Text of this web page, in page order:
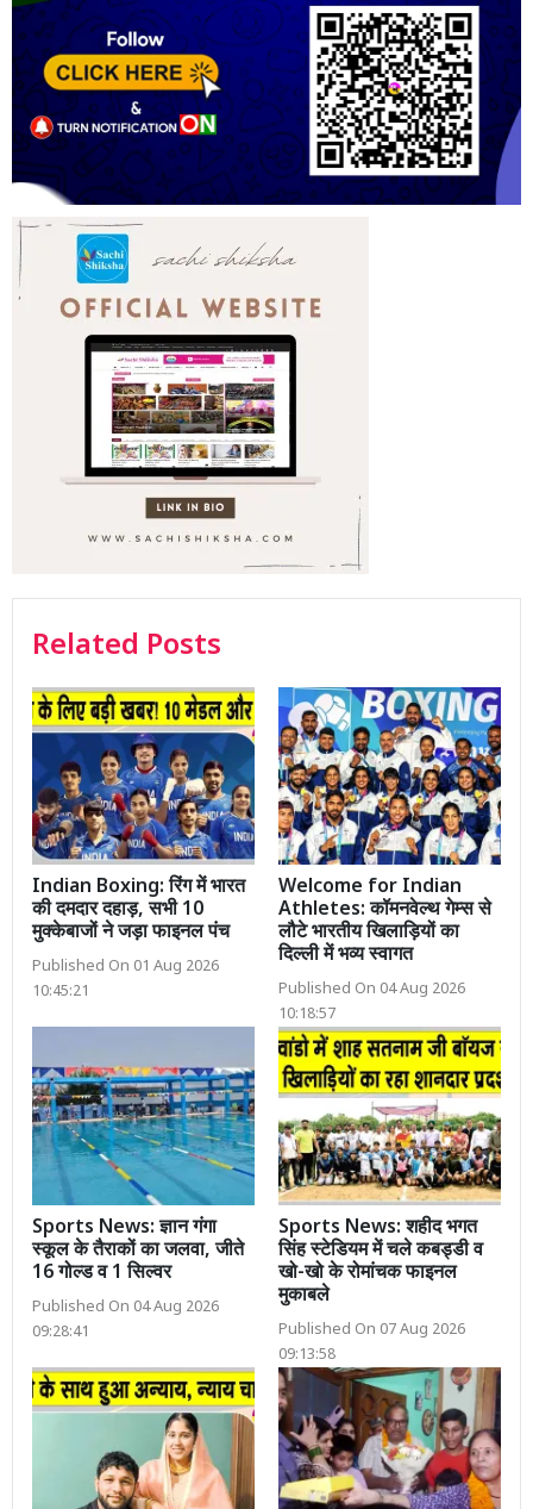
Related Posts
Indian Boxing: रिंग में भारत
की दमदार दहाड़, सभी 10
मुक्केबाजों ने जड़ा फाइनल पंच
Published On 01 Aug 2026
10:45:21
Welcome for Indian
Athletes: कॉमनवेल्थ गेम्स से
लौटे भारतीय खिलाड़ियों का
दिल्ली में भव्य स्वागत
Published On 04 Aug 2026
10:18:57
Sports News: ज्ञान गंगा
स्कूल के तैराकों का जलवा, जीते
16 गोल्ड व 1 सिल्वर
Published On 04 Aug 2026
09:28:41
Sports News: शहीद भगत
सिंह स्टेडियम में चले कबड्डी व
खो-खो के रोमांचक फाइनल
मुकाबले
Published On 07 Aug 2026
09:13:58